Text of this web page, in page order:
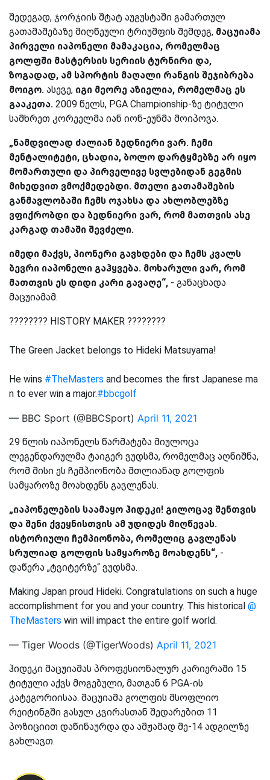
შედეგად, ჯორჯიის შტატ აუგუსტაში გამართულ
გათამაშებაზე მიღწეული ტრიუმფის შემდეგ, მაცუიამა
პირველი იაპონელი მამაკაცია, რომელმაც
გოლფში მასტერსის სერიის ტურნირი და,
ზოგადად, ამ სპორტის მაღალი რანგის შეჯიბრება
მოიგო. ასევე, იგი მეორე აზიელია, რომელმაც ეს
გააკეთა. 2009 წელს, PGA Championship-ზე ტიტული
სამხრეთ კორეელმა იან იონ-ეუნმა მოიპოვა.
„ნამდვილად ძალიან ბედნიერი ვარ. ჩემი
მენტალიტეტი, ცხადია, ბოლო დარტყმებზე არ იყო
მომართული და პირველივე სვლებიდან გეგმის
მიხედვით ვმოქმედებდი. მთელი გათამაშების
განმავლობაში ჩემს ოჯახსა და ახლობლებზე
ვფიქრობდი და ბედნიერი ვარ, რომ მათთვის ასე
კარგად თამაში შევძელი.
იმედი მაქვს, პიონერი გავხდები და ჩემს კვალს
ბევრი იაპონელი გაჰყვება. მოხარული ვარ, რომ
მათთვის ეს დიდი კარი გავაღე“, - განაცხადა
მაცუიამამ.
???????? HISTORY MAKER ????????
The Green Jacket belongs to Hideki Matsuyama!
He wins #TheMasters and becomes the first Japanese ma
n to ever win a major.#bbcgolf
— BBC Sport (@BBCSport) April 11, 2021
29 წლის იაპონელს წარმატება მიულოცა
ლეგენდარულმა ტაიგერ ვუდსმა, რომელმაც აღნიშნა,
რომ მისი ეს ჩემპიონობა მთლიანად გოლფის
სამყაროზე მოახდენს გავლენას.
„იაპონელების საამაყო ჰიდეკი! გილოცავ შენთვის
და შენი ქვეყნისთვის ამ უდიდეს მიღწევას.
ისტორიული ჩემპიონობა, რომელიც გავლენას
სრულიად გოლფის სამყაროზე მოახდენს“, -
დაწერა „ტვიტერზე“ ვუდსმა.
Making Japan proud Hideki. Congratulations on such a huge
accomplishment for you and your country. This historical @
TheMasters win will impact the entire golf world.
— Tiger Woods (@TigerWoods) April 11, 2021
ჰიდეკი მაცუიამას პროფესიონალურ კარიერაში 15
ტიტული აქვს მოგებული, მათგან 6 PGA-ის
კატეგორიისაა. მაცუიამა გოლფის მსოფლიო
რეიტინგში გასულ კვირასთან შედარებით 11
პოზიციით დაწინაურდა და ამჟამად მე-14 ადგილზე
გახლავთ.